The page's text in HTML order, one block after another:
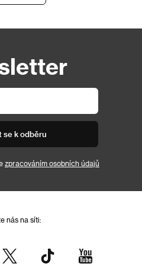
se k odběru
zpracováním osobních údajů
nás na síti: